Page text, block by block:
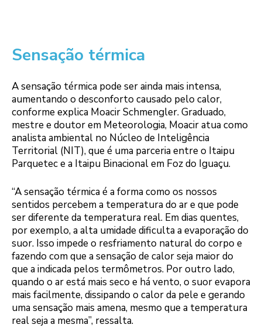
Sensação térmica
A sensação térmica pode ser ainda mais intensa,
aumentando o desconforto causado pelo calor,
conforme explica Moacir Schmengler. Graduado,
mestre e doutor em Meteorologia, Moacir atua como
analista ambiental no Núcleo de Inteligência
Territorial (NIT), que é uma parceria entre o Itaipu
Parquetec e a Itaipu Binacional em Foz do Iguaçu.
“A sensação térmica é a forma como os nossos
sentidos percebem a temperatura do ar e que pode
ser diferente da temperatura real. Em dias quentes,
por exemplo, a alta umidade dificulta a evaporação do
suor. Isso impede o resfriamento natural do corpo e
fazendo com que a sensação de calor seja maior do
que a indicada pelos termômetros. Por outro lado,
quando o ar está mais seco e há vento, o suor evapora
mais facilmente, dissipando o calor da pele e gerando
uma sensação mais amena, mesmo que a temperatura
real seja a mesma”, ressalta.